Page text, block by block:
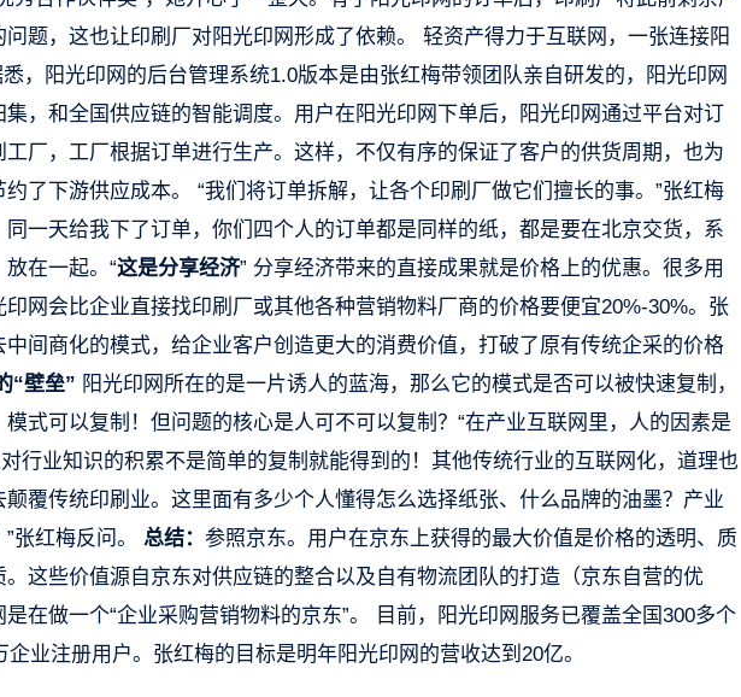
题，这也让印刷厂对阳光印网形成了依赖。 轻资产得力于互联网，一张连接阳
，阳光印网的后台管理系统1.0版本是由张红梅带领团队亲自研发的，阳光印网
，和全国供应链的智能调度。用户在阳光印网下单后，阳光印网通过平台对订
厂，工厂根据订单进行生产。这样，不仅有序的保证了客户的供货周期，也为
了下游供应成本。 “我们将订单拆解，让各个印刷厂做它们擅长的事。”张红梅
一天给我下了订单，你们四个人的订单都是同样的纸，都是要在北京交货，系
在一起。“这是分享经济” 分享经济带来的直接成果就是价格上的优惠。很多用
网会比企业直接找印刷厂或其他各种营销物料厂商的价格要便宜20%-30%。张
间商化的模式，给企业客户创造更大的消费价值，打破了原有传统企采的价格
“壁垒” 阳光印网所在的是一片诱人的蓝海，那么它的模式是否可以被快速复制，
模式可以复制！但问题的核心是人可不可以复制？“在产业互联网里，人的因素是
行业知识的积累不是简单的复制就能得到的！其他传统行业的互联网化，道理也
颠覆传统印刷业。这里面有多少个人懂得怎么选择纸张、什么品牌的油墨？产业
张红梅反问。 总结： 参照京东。用户在京东上获得的最大价值是价格的透明、质
这些价值源自京东对供应链的整合以及自有物流团队的打造（京东自营的优
在做一个“企业采购营销物料的京东”。 目前，阳光印网服务已覆盖全国300多个
业注册用户。张红梅的目标是明年阳光印网的营收达到20亿。